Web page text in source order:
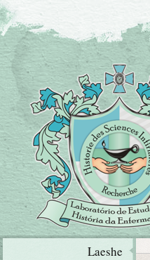
Laeshe